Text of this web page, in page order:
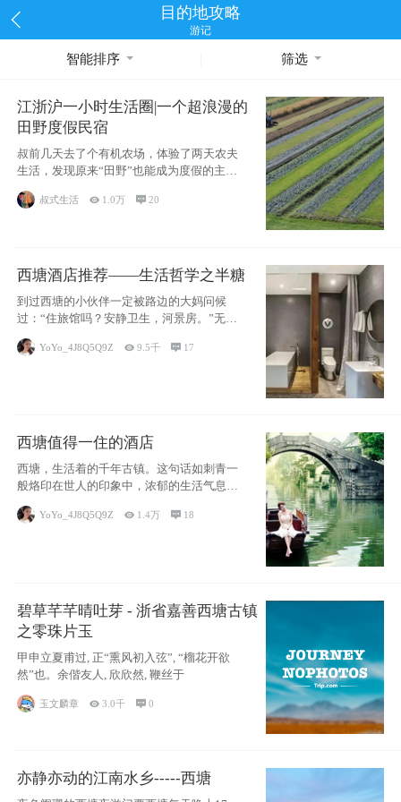
目的地攻略
游记
智能排序 筛选
江浙沪一小时生活圈|一个超浪漫的
田野度假民宿
叔前几天去了个有机农场，体验了两天农夫
生活，发现原来“田野”也能成为度假的主旋
律。江
叔式生活  1.0万 20
西塘酒店推荐——生活哲学之半糖
到过西塘的小伙伴一定被路边的大妈问候
过：“住旅馆吗？安静卫生，河景房。”无意
YoYo_4J8Q5Q9Z 9.5千  17
西塘值得一住的酒店
西塘，生活着的千年古镇。这句话如刺青一
般烙印在世人的印象中，浓郁的生活气息，
小桥流水
YoYo_4J8Q5Q9Z  1.4万  18
碧草芊芊晴吐芽 - 浙省嘉善西塘古镇
之零珠片玉
甲申立夏甫过, 正“熏风初入弦”, “榴花开欲
然”也。余偕友人, 欣欣然, 鞭丝于
玉文麟章  3.0千 0
亦静亦动的江南水乡-----西塘